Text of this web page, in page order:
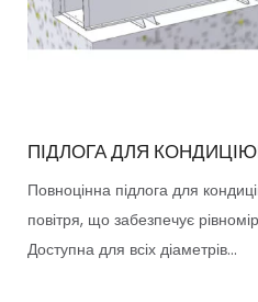
ПІДЛОГА ДЛЯ
Повноцінна підлога для
повітря, що забезпечує
Доступна для всіх діаметрів...